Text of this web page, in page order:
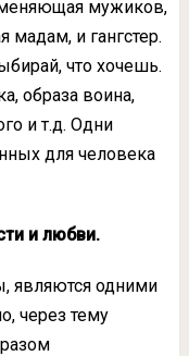
меняющая мужиков,
мадам, и гангстер.
что хочешь.
образа воина,
и т.д. Одни
для человека
и любви.
являются одними
через тему